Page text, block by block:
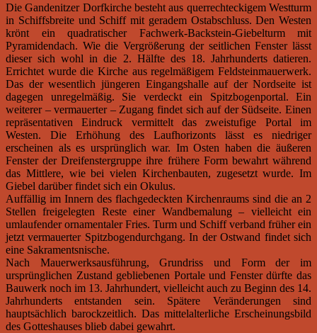
Die Gandenitzer Dorfkirche besteht aus querrechteckigem Westturm
in Schiffsbreite und Schiff mit geradem Ostabschluss. Den Westen
krönt ein quadratischer Fachwerk-Backstein-Giebelturm mit
Pyramidendach. Wie die Vergrößerung der seitlichen Fenster lässt
dieser sich wohl in die 2. Hälfte des 18. Jahrhunderts datieren.
Errichtet wurde die Kirche aus regelmäßigem Feldsteinmauerwerk.
Das der wesentlich jüngeren Eingangshalle auf der Nordseite ist
dagegen unregelmäßig. Sie verdeckt ein Spitzbogenportal. Ein
weiterer – vermauerter – Zugang findet sich auf der Südseite. Einen
repräsentativen Eindruck vermittelt das zweistufige Portal im
Westen. Die Erhöhung des Laufhorizonts lässt es niedriger
erscheinen als es ursprünglich war. Im Osten haben die äußeren
Fenster der Dreifenstergruppe ihre frühere Form bewahrt während
das Mittlere, wie bei vielen Kirchenbauten, zugesetzt wurde. Im
Giebel darüber findet sich ein Okulus.
Auffällig im Innern des flachgedeckten Kirchenraums sind die an 2
Stellen freigelegten Reste einer Wandbemalung – vielleicht ein
umlaufender ornamentaler Fries. Turm und Schiff verband früher ein
jetzt vermauerter Spitzbogendurchgang. In der Ostwand findet sich
eine Sakramentsnische.
Nach Mauerwerksausführung, Grundriss und Form der im
ursprünglichen Zustand gebliebenen Portale und Fenster dürfte das
Bauwerk noch im 13. Jahrhundert, vielleicht auch zu Beginn des 14.
Jahrhunderts entstanden sein. Spätere Veränderungen sind
hauptsächlich barockzeitlich. Das mittelalterliche Erscheinungsbild
des Gotteshauses blieb dabei gewahrt.